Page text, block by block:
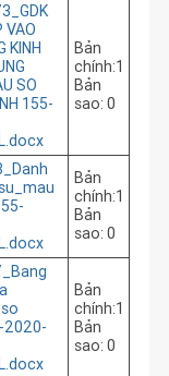
VAO
KINH
SO
155-
Bản
chính:1
Bản
sao: 0
Bản
chính:1
Bản
sao: 0
2020-
Bản
chính:1
Bản
sao: 0